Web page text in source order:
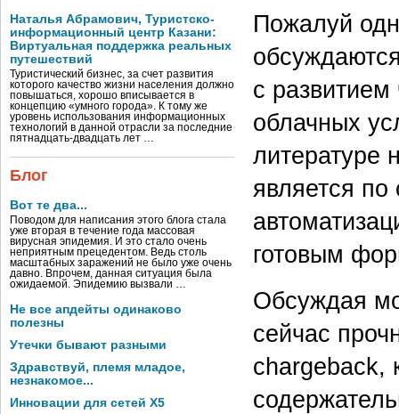
Наталья Абрамович, Туристско-
информационный центр Казани:
Виртуальная поддержка реальных
путешествий
Туристический бизнес, за счет развития
которого качество жизни населения должно
повышаться, хорошо вписывается в
концепцию «умного города». К тому же
уровень использования информационных
технологий в данной отрасли за последние
пятнадцать-двадцать лет …
Блог
Вот те два...
Поводом для написания этого блога стала
уже вторая в течение года массовая
вирусная эпидемия. И это стало очень
неприятным прецедентом. Ведь столь
масштабных заражений не было уже очень
давно. Впрочем, данная ситуация была
ожидаемой. Эпидемию вызвали …
Не все апдейты одинаково
полезны
Утечки бывают разными
Здравствуй, племя младое,
незнакомое...
Инновации для сетей X5
Пожалуй
с развитием
облачных
литературе
является по
готовым
Обсуждая
сейчас
chargeback,